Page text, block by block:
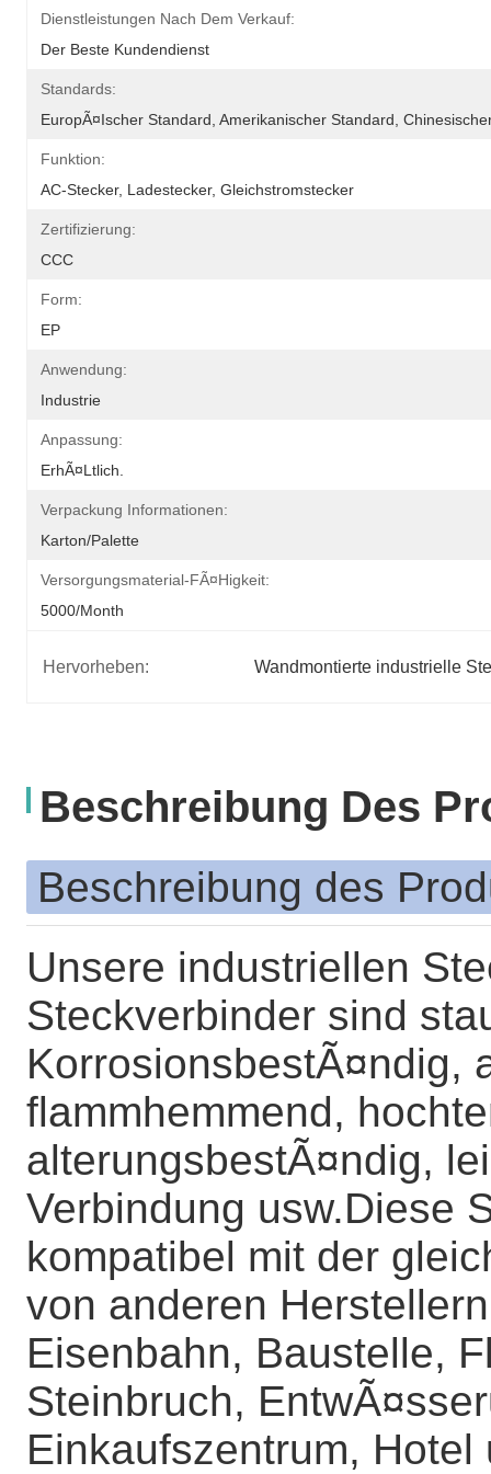
Dienstleistungen Nach Dem Verkauf:
Der Beste Kundendienst
Standards:
EuropÃ¤ischer Standard, Amerikanischer Standard,
Funktion:
AC-Stecker, Ladestecker, Gleichstromstecker
Zertifizierung:
CCC
Form:
EP
Anwendung:
Industrie
Anpassung:
ErhÃ¤ltlich.
Verpackung Informationen:
Karton/Palette
Versorgungsmaterial-FÃ¤higkeit:
5000/month
Hervorheben: Wandmontierte industrielle
Beschreibung Des
Beschreibung des
Unsere industriellen
Steckverbinder sind
KorrosionsbestÃ¤ndig,
flammhemmend,
alterungsbestÃ¤ndig,
Verbindung usw.Diese
kompatibel mit der
von anderen
Eisenbahn, Baustelle,
Steinbruch,
Einkaufszentrum,